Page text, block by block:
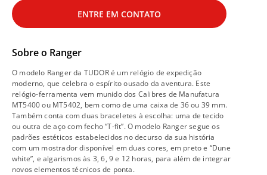
ENTRE EM CONTATO
Sobre o Ranger
O modelo Ranger da TUDOR é um relógio de expedição
moderno, que celebra o espírito ousado da aventura. Este
relógio-ferramenta vem munido dos Calibres de Manufatura
MT5400 ou MT5402, bem como de uma caixa de 36 ou 39 mm.
Também conta com duas braceletes à escolha: uma de tecido
ou outra de aço com fecho “T-fit”. O modelo Ranger segue os
padrões estéticos estabelecidos no decurso da sua história
com um mostrador disponível em duas cores, em preto e “Dune
white”, e algarismos às 3, 6, 9 e 12 horas, para além de integrar
novos elementos técnicos de ponta.